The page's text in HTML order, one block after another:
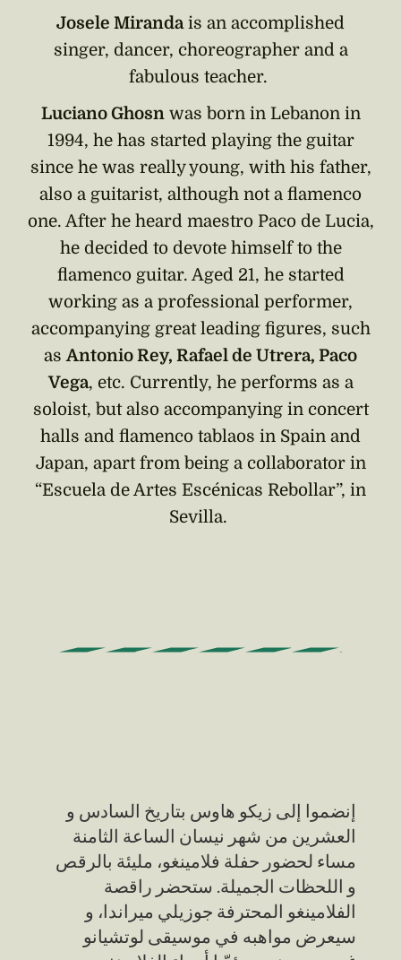
Josele Mirandais an accomplished
singer, dancer, choreographer and a
fabulous teacher.
Luciano Ghosnwas born in Lebanon in
1994, he has started playing the guitar
since he was really young, with his father,
also a guitarist, although not a flamenco
one. After he heard maestro Paco de Lucia,
he decided to devote himself to the
flamenco guitar. Aged 21, he started
working as a professional performer,
accompanying great leading figures, such
asAntonio Rey, Rafael de Utrera, Paco
Vega, etc. Currently, he performs as a
soloist, but also accompanying in concert
halls and flamenco tablaos in Spain and
Japan, apart from being a collaborator in
“Escuela de Artes Escénicas Rebollar”, in
Sevilla.
إنضموا إلى زيكو هاوس بتاريخ السادس و
العشرين من شهر نيسان الساعة الثامنة
مساء لحضور حفلة فلامينغو، مليئة بالرقص
و اللحظات الجميلة. ستحضر راقصة
الفلامينغو المحترفة جوزيلي ميراندا، و
سيعرض مواهبه في موسيقى لوتشيانو